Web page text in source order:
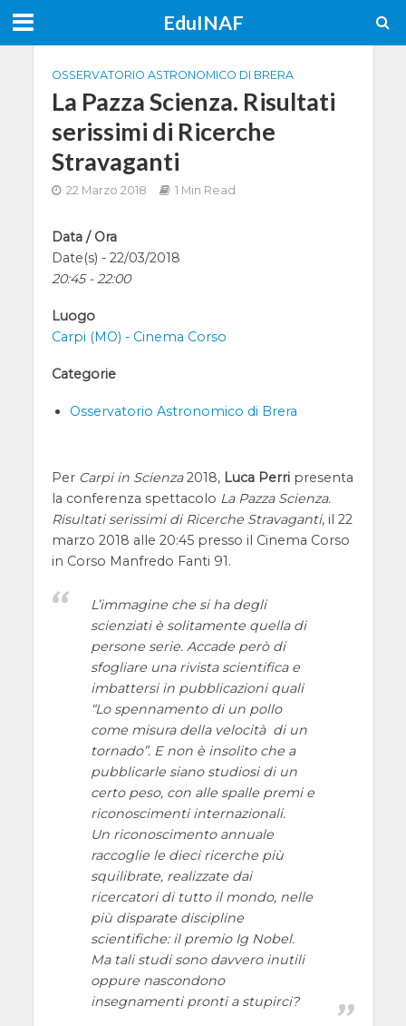
EduINAF
OSSERVATORIO ASTRONOMICO DI BRERA
La Pazza Scienza. Risultati
serissimi di Ricerche
Stravaganti
22 Marzo 2018 1 Min Read
Data / Ora
Date(s) - 22/03/2018
20:45 - 22:00
Luogo
Carpi (MO) - Cinema Corso
Categorie
Osservatorio Astronomico di Brera
Per Carpi in Scienza2018, Luca Perripresenta
la conferenza spettacolo La Pazza Scienza.
Risultati serissimi di Ricerche Stravaganti, il 22
marzo 2018 alle 20:45 presso il Cinema Corso
in Corso Manfredo Fanti 91.
L’immagine che si ha degli
scienziati è solitamente quella di
persone serie. Accade però di
sfogliare una rivista scientifica e
imbattersi in pubblicazioni quali
“Lo spennamento di un pollo
come misura della velocità di un
tornado”. E non è insolito che a
pubblicarle siano studiosi di un
certo peso, con alle spalle premi e
riconoscimenti internazionali.
Un riconoscimento annuale
raccoglie le dieci ricerche più
squilibrate, realizzate dai
ricercatori di tutto il mondo, nelle
più disparate discipline
scientifiche: il premio Ig Nobel.
Ma tali studi sono davvero inutili
oppure nascondono
insegnamenti pronti a stupirci?